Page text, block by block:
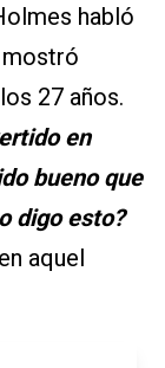
habló
27 años.
en
bueno que
digo esto?
aquel